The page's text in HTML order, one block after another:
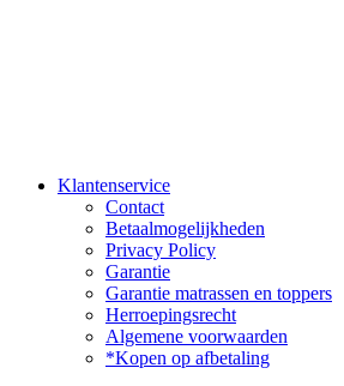
Klantenservice
Contact
Betaalmogelijkheden
Privacy Policy
Garantie
Garantie matrassen en toppers
Herroepingsrecht
Algemene voorwaarden
*Kopen op afbetaling